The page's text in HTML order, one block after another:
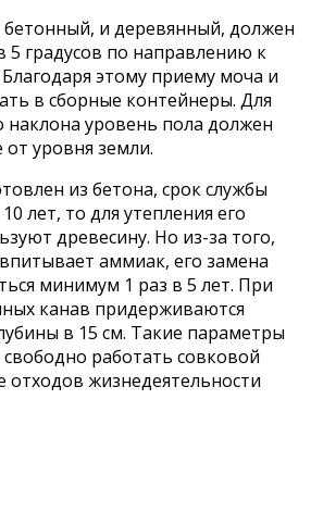
и деревянный, должен
5 градусов по направлению к
этому приему моча и
в сборные контейнеры. Для
наклона уровень пола должен
уровня земли.
из бетона, срок службы
лет, то для утепления его
древесину. Но из-за того,
аммиак, его замена
минимум 1 раз в 5 лет. При
канав придерживаются
в 15 см. Такие параметры
работать совковой
отходов жизнедеятельности